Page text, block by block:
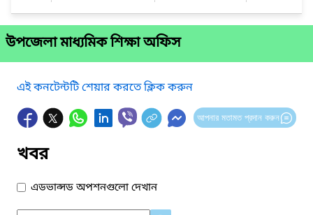
উপজেলা মাধ্যমিক শিক্ষা অফিস
এই কনটেন্টটি শেয়ার করতে ক্লিক করুন
আপনার মতামত প্রদান করুন
খবর
এডভান্সড অপশনগুলো দেখান